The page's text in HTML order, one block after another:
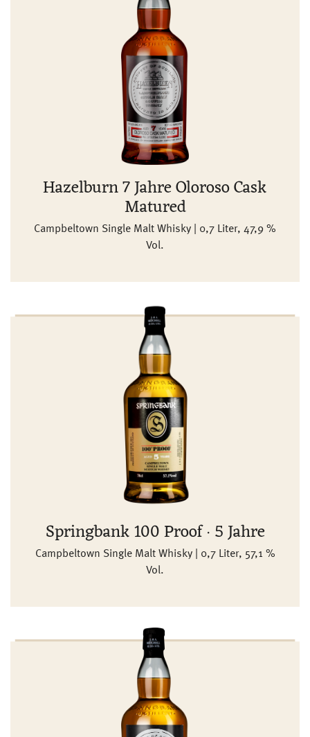
Hazelburn 7 Jahre Oloroso Cask
Matured
Campbeltown Single Malt Whisky | 0,7 Liter, 47,9 %
Vol.
Springbank 100 Proof · 5 Jahre
Campbeltown Single Malt Whisky | 0,7 Liter, 57,1 %
Vol.